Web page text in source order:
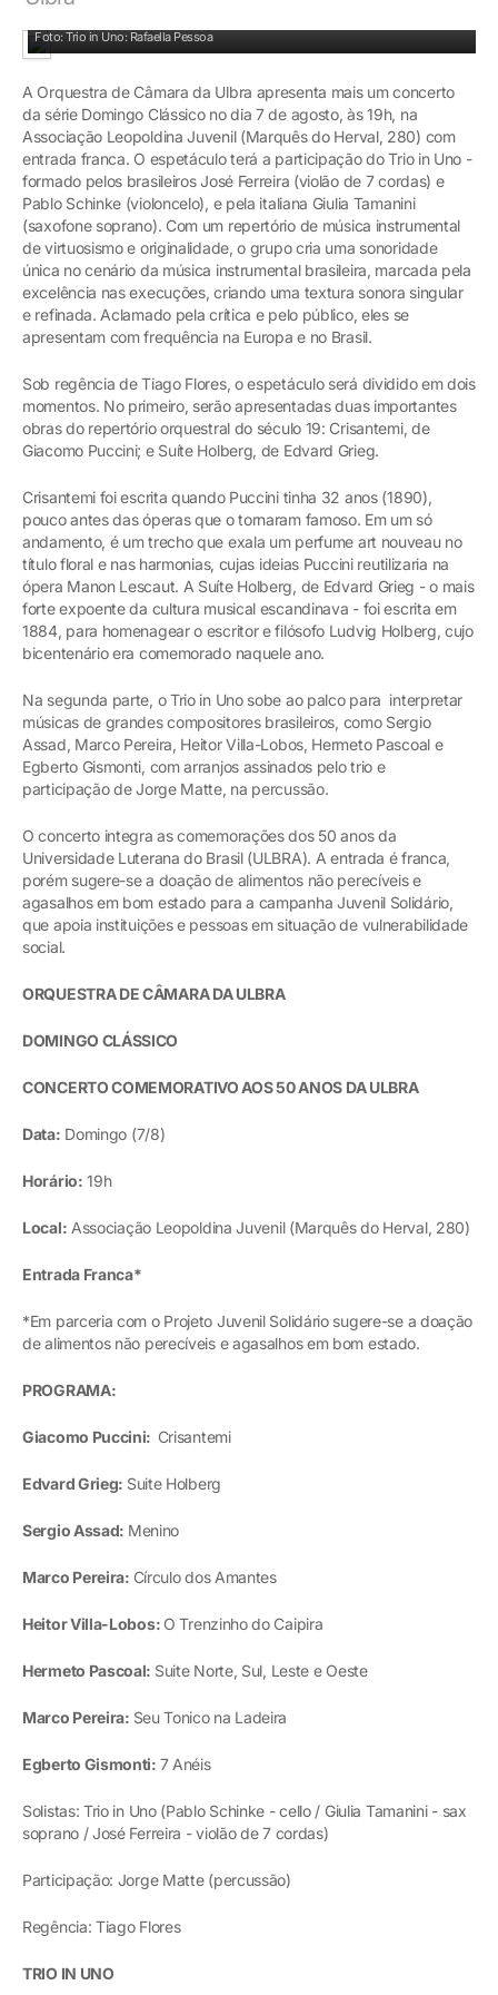
Foto: Trio in Uno: Rafaella Pessoa
A Orquestra de Câmara da Ulbra apresenta mais um concerto
da série Domingo Clássico no dia 7 de agosto, às 19h, na
Associação Leopoldina Juvenil (Marquês do Herval, 280) com
entrada franca. O espetáculo terá a participação do Trio in Uno -
formado pelos brasileiros José Ferreira (violão de 7 cordas) e
Pablo Schinke (violoncelo), e pela italiana Giulia Tamanini
(saxofone soprano). Com um repertório de música instrumental
de virtuosismo e originalidade, o grupo cria uma sonoridade
única no cenário da música instrumental brasileira, marcada pela
excelência nas execuções, criando uma textura sonora singular
e refinada. Aclamado pela crítica e pelo público, eles se
apresentam com frequência na Europa e no Brasil.
Sob regência de Tiago Flores, o espetáculo será dividido em dois
momentos. No primeiro, serão apresentadas duas importantes
obras do repertório orquestral do século 19: Crisantemi, de
Giacomo Puccini; e Suíte Holberg, de Edvard Grieg.
Crisantemi foi escrita quando Puccini tinha 32 anos (1890),
pouco antes das óperas que o tornaram famoso. Em um só
andamento, é um trecho que exala um perfume art nouveau no
título floral e nas harmonias, cujas ideias Puccini reutilizaria na
ópera Manon Lescaut. A Suíte Holberg, de Edvard Grieg - o mais
forte expoente da cultura musical escandinava - foi escrita em
1884, para homenagear o escritor e filósofo Ludvig Holberg, cujo
bicentenário era comemorado naquele ano.
Na segunda parte, o Trio in Uno sobe ao palco para interpretar
músicas de grandes compositores brasileiros, como Sergio
Assad, Marco Pereira, Heitor Villa-Lobos, Hermeto Pascoal e
Egberto Gismonti, com arranjos assinados pelo trio e
participação de Jorge Matte, na percussão.
O concerto integra as comemorações dos 50 anos da
Universidade Luterana do Brasil (ULBRA). A entrada é franca,
porém sugere-se a doação de alimentos não perecíveis e
agasalhos em bom estado para a campanha Juvenil Solidário,
que apoia instituições e pessoas em situação de vulnerabilidade
social.
ORQUESTRA DE CÂMARA DA ULBRA
DOMINGO CLÁSSICO
CONCERTO COMEMORATIVO AOS 50 ANOS DA ULBRA
Data: Domingo (7/8)
Horário: 19h
Local: Associação Leopoldina Juvenil (Marquês do Herval, 280)
Entrada Franca*
*Em parceria com o Projeto Juvenil Solidário sugere-se a doação
de alimentos não perecíveis e agasalhos em bom estado.
PROGRAMA:
Giacomo Puccini: Crisantemi
Edvard Grieg: Suite Holberg
Sergio Assad: Menino
Marco Pereira: Círculo dos Amantes
Heitor Villa-Lobos: O Trenzinho do Caipira
Hermeto Pascoal: Suite Norte, Sul, Leste e Oeste
Marco Pereira: Seu Tonico na Ladeira
Egberto Gismonti: 7 Anéis
Solistas: Trio in Uno (Pablo Schinke - cello / Giulia Tamanini - sax
soprano / José Ferreira - violão de 7 cordas)
Participação: Jorge Matte (percussão)
Regência: Tiago Flores
TRIO IN UNO